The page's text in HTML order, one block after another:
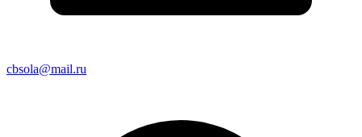
cbsola@mail.ru